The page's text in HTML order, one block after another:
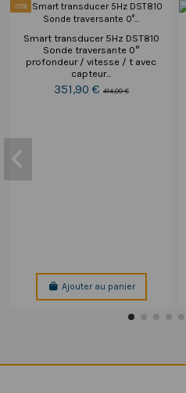
-15%
Smart transducer 5Hz DST810
Sonde traversante 0°
profondeur / vitesse / t avec
capteur...
351,90 €414,00 €
Ajouter au panier